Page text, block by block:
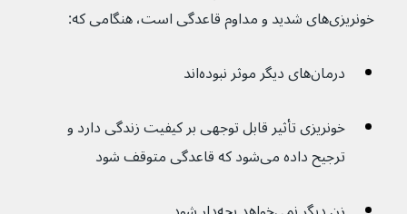
خونریزی‌های شدید و مداوم قاعدگی است، هنگامی که:
درمان‌های دیگر موثر نبوده‌اند
خونریزی تأثیر قابل توجهی بر کیفیت زندگی دارد و
ترجیح داده می‌شود که قاعدگی متوقف شود